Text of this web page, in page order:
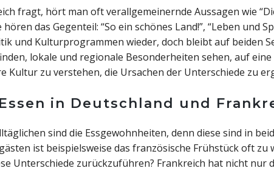
fragt, hört man oft verallgemeinernde Aussagen wie
hören das Gegenteil: “So ein schönes Land!”, “Leben
und Kulturprogrammen wieder, doch bleibt auf beiden
lokale und regionale Besonderheiten sehen, auf
Kultur zu verstehen, die Ursachen der Unterschiede zu
in Deutschland und
sind die Essgewohnheiten, denn diese sind in
ist beispielsweise das französische Frühstück oft
Unterschiede zurückzuführen? Frankreich hat nicht